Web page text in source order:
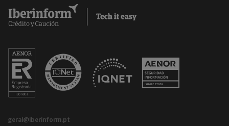
geral@iberinform.pt